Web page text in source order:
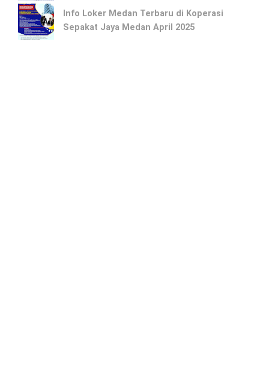
Info Loker Medan Terbaru di Koperasi
Sepakat Jaya Medan April 2025